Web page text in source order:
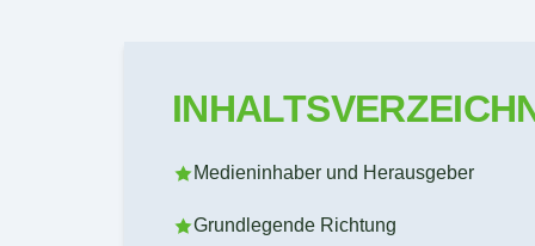
Medieninhaber und Herausgeber
Grundlegende Richtung